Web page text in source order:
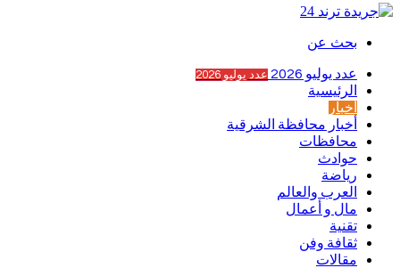
بحث عن
عدد يوليو 2026 عدد يوليو 2026
الرئيسية
أخبار
أخبار محافظة الشرقية
محافظات
حوادث
رياضة
العرب والعالم
مال و أعمال
تقنية
ثقافة وفن
مقالات